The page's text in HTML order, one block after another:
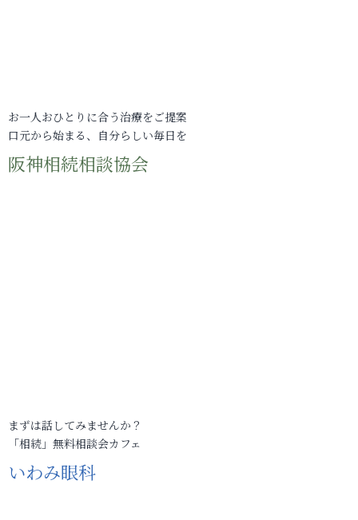
お一人おひとりに合う治療をご提案
口元から始まる、自分らしい毎日を
阪神相続相談協会
まずは話してみませんか？
「相続」無料相談会カフェ
いわみ眼科